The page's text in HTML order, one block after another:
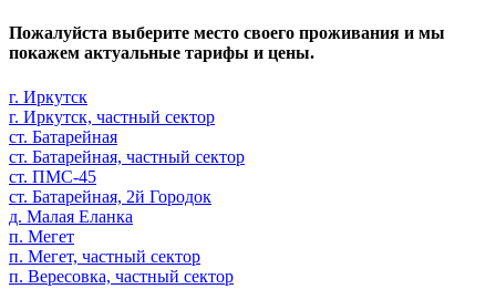
Пожалуйста выберите место своего проживания и мы
покажем актуальные тарифы и цены.
г. Иркутск
г. Иркутск, частный сектор
ст. Батарейная
ст. Батарейная, частный сектор
ст. ПМС-45
ст. Батарейная, 2й Городок
д. Малая Еланка
п. Мегет
п. Мегет, частный сектор
п. Вересовка, частный сектор